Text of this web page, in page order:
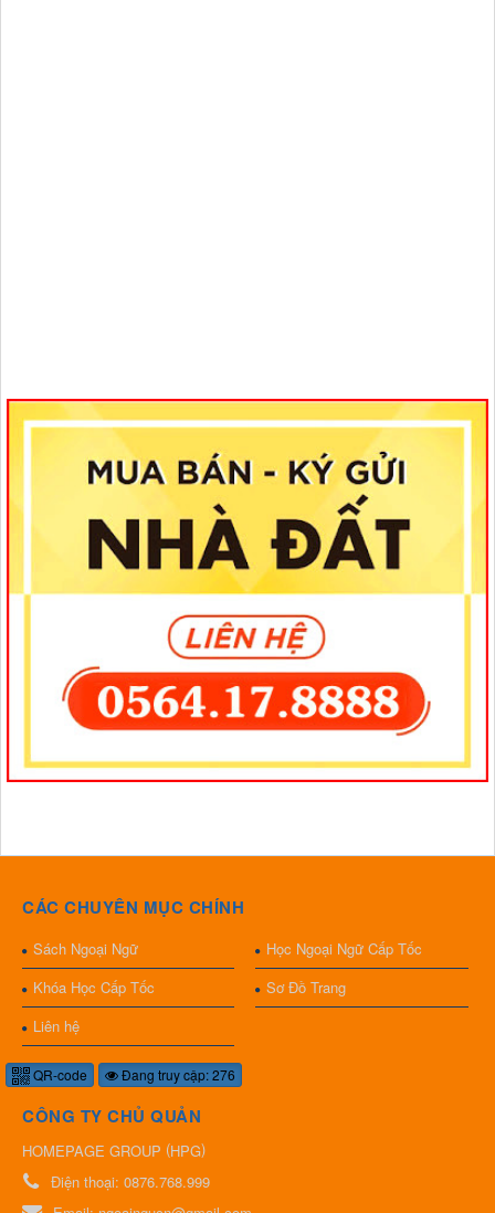
CÁC CHUYÊN MỤC CHÍNH
Sách Ngoại Ngữ
Học Ngoại Ngữ Cấp Tốc
Khóa Học Cấp Tốc
Sơ Đồ Trang
Liên hệ
QR-code Đang truy cập: 276
CÔNG TY CHỦ QUẢN
HOMEPAGE GROUP (HPG)
Điện thoại: 0876.768.999